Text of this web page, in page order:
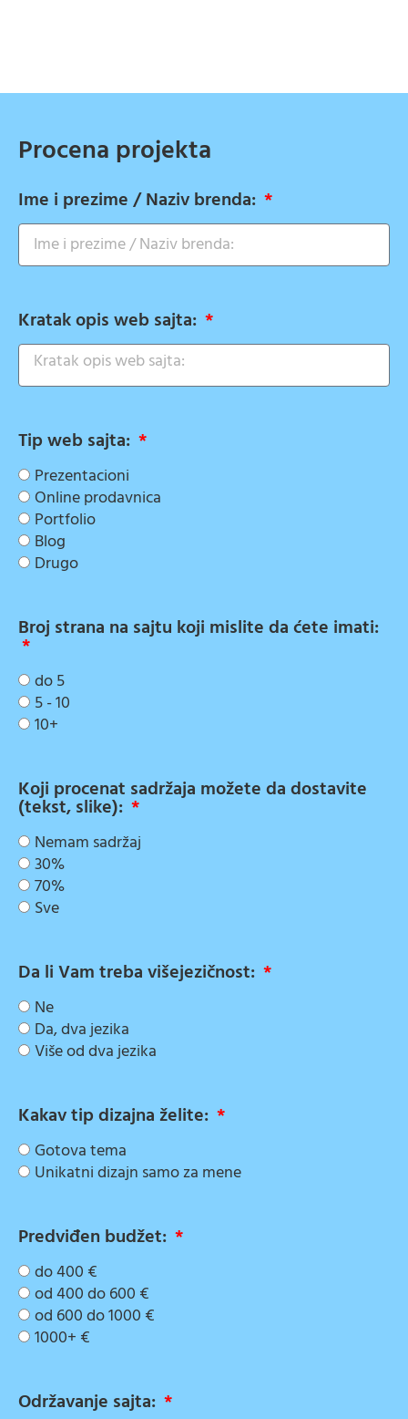
Procena projekta
Ime i prezime / Naziv brenda:
Kratak opis web sajta:
Tip web sajta:
Prezentacioni
Online prodavnica
Portfolio
Blog
Drugo
Broj strana na sajtu koji mislite da ćete imati:
do 5
5 - 10
10+
Koji procenat sadržaja možete da dostavite
(tekst, slike):
Nemam sadržaj
30%
70%
Sve
Da li Vam treba višejezičnost:
Ne
Da, dva jezika
Više od dva jezika
Kakav tip dizajna želite:
Gotova tema
Unikatni dizajn samo za mene
Predviđen budžet:
do 400 €
od 400 do 600 €
od 600 do 1000 €
1000+ €
Održavanje sajta: